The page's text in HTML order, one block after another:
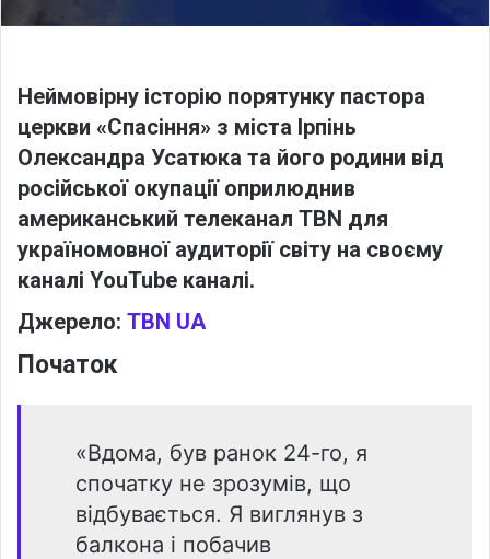
Неймовірну історію порятунку пастора
церкви «Спасіння» з міста Ірпінь
Олександра Усатюка та його родини від
російської окупації оприлюднив
американський телеканал TBN для
україномовної аудиторії світу на своєму
каналі YouTube каналі.
Джерело: TBN UA
Початок
«Вдома, був ранок 24-го, я
спочатку не зрозумів, що
відбувається. Я виглянув з
балкона і побачив